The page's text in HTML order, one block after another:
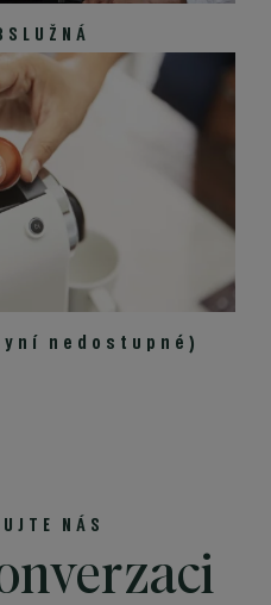
(nyní nedostupné)
NÁS